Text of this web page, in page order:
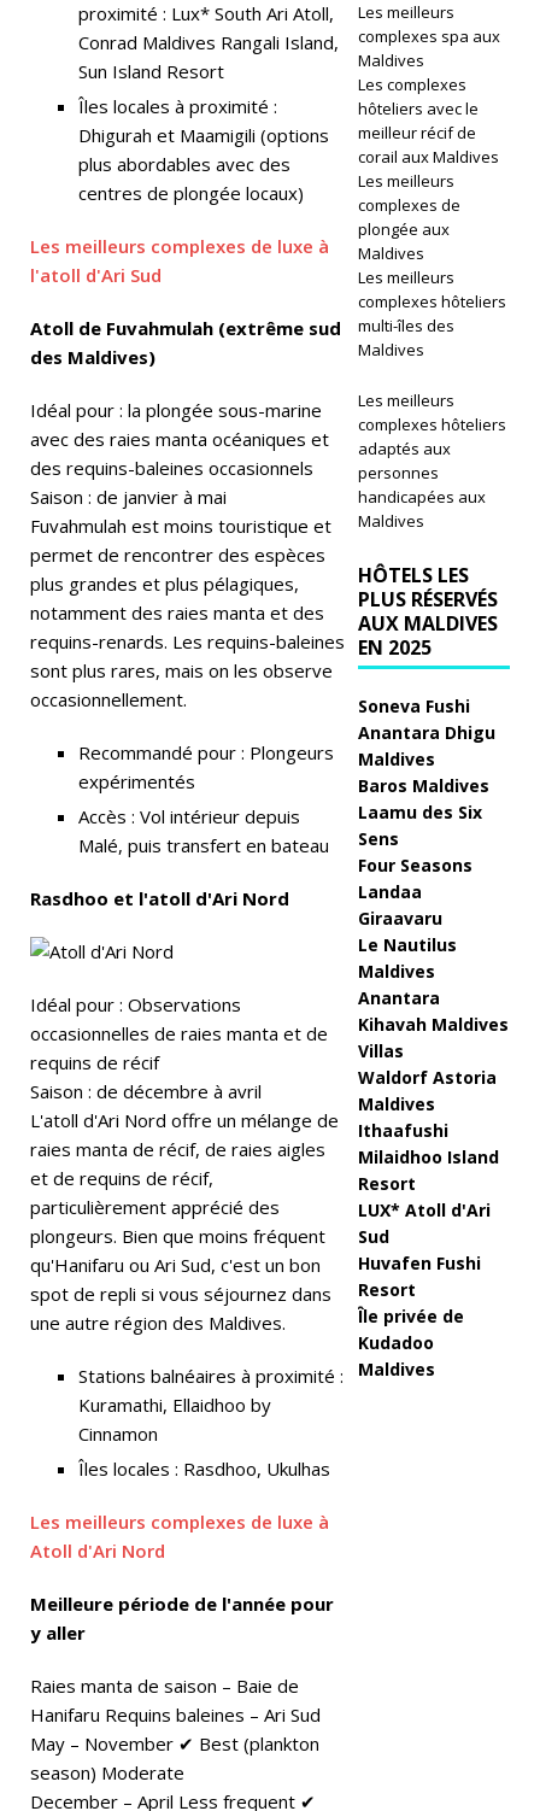
A
5
T
O
IL
ES
0,
n
s
s
a
s
Tr
proximité : Lux* South Ari Atoll,
Conrad Maldives Rangali Island,
Sun Island Resort
Îles locales à proximité :
Dhigurah et Maamigili (options
plus abordables avec des
centres de plongée locaux)
Les meilleurs complexes de luxe à
l'atoll d'Ari Sud
Atoll de Fuvahmulah (extrême sud
des Maldives)
Idéal pour : la plongée sous-marine
avec des raies manta océaniques et
des requins-baleines occasionnels
Saison : de janvier à mai
Fuvahmulah est moins touristique et
permet de rencontrer des espèces
plus grandes et plus pélagiques,
notamment des raies manta et des
requins-renards. Les requins-baleines
sont plus rares, mais on les observe
occasionnellement.
Recommandé pour : Plongeurs
expérimentés
Accès : Vol intérieur depuis
Malé, puis transfert en bateau
Rasdhoo et l'atoll d'Ari Nord
Idéal pour : Observations
occasionnelles de raies manta et de
requins de récif
Saison : de décembre à avril
L'atoll d'Ari Nord offre un mélange de
raies manta de récif, de raies aigles
et de requins de récif,
particulièrement apprécié des
plongeurs. Bien que moins fréquent
qu'Hanifaru ou Ari Sud, c'est un bon
spot de repli si vous séjournez dans
une autre région des Maldives.
Stations balnéaires à proximité :
Kuramathi, Ellaidhoo by
Cinnamon
Îles locales : Rasdhoo, Ukulhas
Les meilleurs complexes de luxe à
Atoll d'Ari Nord
Meilleure période de l'année pour
y aller
Raies manta de saison – Baie de
Hanifaru Requins baleines – Ari Sud
May – November ✔ Best (plankton
season) Moderate
December – April Less frequent ✔
Les meilleurs
complexes spa aux
Maldives
Les complexes
hôteliers avec le
meilleur récif de
corail aux Maldives
Les meilleurs
complexes de
plongée aux
Maldives
Les meilleurs
complexes hôteliers
multi-îles des
Maldives
Les meilleurs
complexes hôteliers
adaptés aux
personnes
handicapées aux
Maldives
HÔTELS LES
PLUS RÉSERVÉS
AUX MALDIVES
EN 2025
Soneva Fushi
Anantara Dhigu
Maldives
Baros Maldives
Laamu des Six
Sens
Four Seasons
Landaa
Giraavaru
Le Nautilus
Maldives
Anantara
Kihavah Maldives
Villas
Waldorf Astoria
Maldives
Ithaafushi
Milaidhoo Island
Resort
LUX* Atoll d'Ari
Sud
Huvafen Fushi
Resort
Île privée de
Kudadoo
Maldives